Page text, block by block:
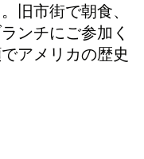
旧市街で朝食、
ンチにご参加く
アメリカの歴史